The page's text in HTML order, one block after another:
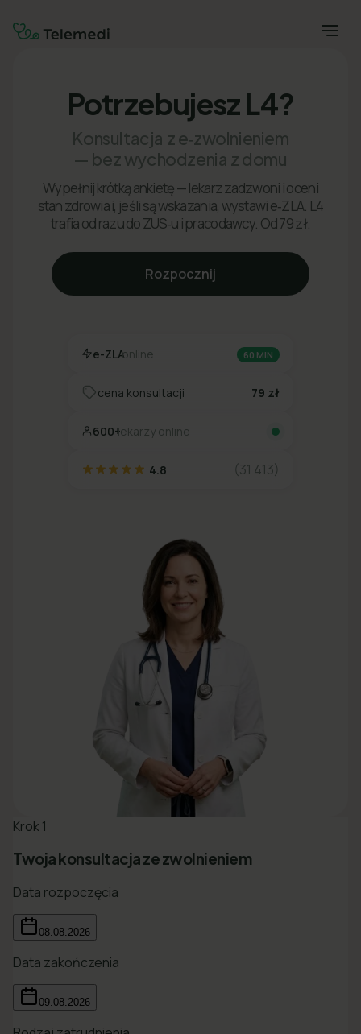
Potrzebujesz L4?
Konsultacja z e‑zwolnieniem
— bez wychodzenia z domu
Wypełnij krótką ankietę — lekarz zadzwoni i oceni
stan zdrowia i, jeśli są wskazania, wystawi e‑ZLA. L4
trafia od razu do ZUS‑u i pracodawcy. Od 79 zł.
Rozpocznij
e-ZLAonline 60 MIN
cena konsultacji 79 zł
600+lekarzy online
4.8 (31 413)